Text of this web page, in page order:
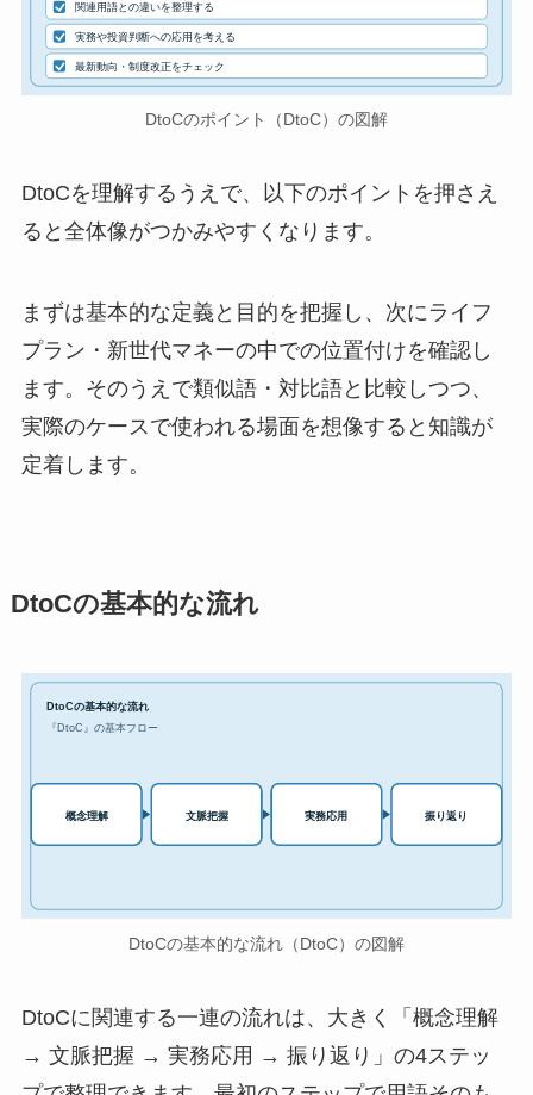
関連用語との違いを整理する
実務や投資判断への応用を考える
最新動向・制度改正をチェック
DtoCのポイント（DtoC）の図解
DtoCを理解するうえで、以下のポイントを押さえ
ると全体像がつかみやすくなります。
まずは基本的な定義と目的を把握し、次にライフ
プラン・新世代マネーの中での位置付けを確認し
ます。そのうえで類似語・対比語と比較しつつ、
実際のケースで使われる場面を想像すると知識が
定着します。
DtoCの基本的な流れ
DtoCの基本的な流れ
『DtoC』の基本フロー
概念理解 文脈把握 実務応用 振り返り
DtoCの基本的な流れ（DtoC）の図解
DtoCに関連する一連の流れは、大きく「概念理解
→ 文脈把握 → 実務応用 → 振り返り」の4ステッ